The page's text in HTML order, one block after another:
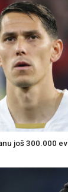
još 300.000